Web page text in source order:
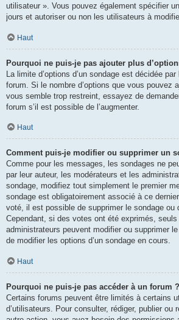
utilisateur ». Vous pouvez également spécifier
jours et autoriser ou non les utilisateurs à
Haut
Pourquoi ne puis-je pas ajouter plus
La limite d’options d’un sondage est décidée
forum. Si le nombre d’options que vous pouvez
vous semble trop restreint, essayez de
forum s’il est possible de l’augmenter.
Haut
Comment puis-je modifier ou supprimer un
Comme pour les messages, les sondages ne
par leur auteur, les modérateurs et les
sondage, modifiez tout simplement le premier
sondage est obligatoirement associé à ce
voté, il est possible de supprimer le sondage ou
Cependant, si des votes ont été exprimés,
administrateurs peuvent modifier ou supprimer
de modifier les options d’un sondage en cours.
Haut
Pourquoi ne puis-je pas accéder à un forum ?
Certains forums peuvent être limités à certains
d’utilisateurs. Pour consulter, rédiger, publier ou